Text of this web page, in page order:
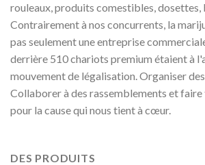
rouleaux, produits comestibles, dosettes,
Contrairement à nos concurrents, la
pas seulement une entreprise
derrière 510 chariots premium étaient à
mouvement de légalisation. Organiser
Collaborer à des rassemblements et
pour la cause qui nous tient à cœur.
DES PRODUITS